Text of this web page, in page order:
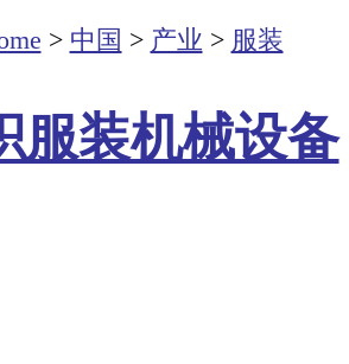
> 中国 > 产业 > 服装
服装机械设备